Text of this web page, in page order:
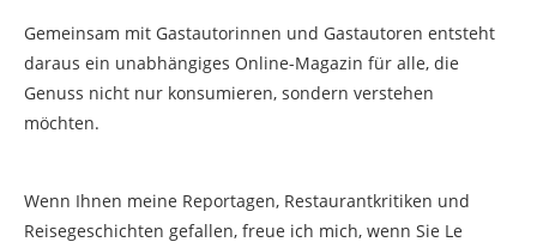
Gemeinsam mit Gastautorinnen und Gastautoren entsteht
daraus ein unabhängiges Online-Magazin für alle, die
Genuss nicht nur konsumieren, sondern verstehen
möchten.
Wenn Ihnen meine Reportagen, Restaurantkritiken und
Reisegeschichten gefallen, freue ich mich, wenn Sie Le